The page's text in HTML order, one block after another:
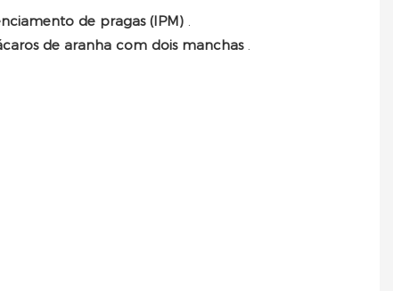
de pragas (IPM) .
de aranha com dois manchas .